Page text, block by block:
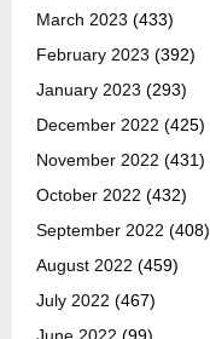
March 2023 (433)
February 2023 (392)
January 2023 (293)
December 2022 (425)
November 2022 (431)
October 2022 (432)
September 2022 (408)
August 2022 (459)
July 2022 (467)